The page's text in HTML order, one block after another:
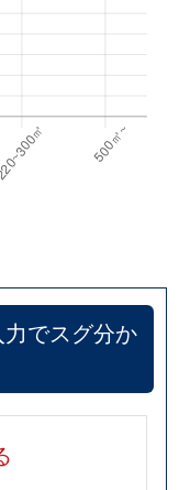
でスグ分か